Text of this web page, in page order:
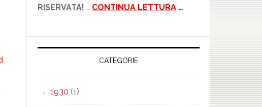
RISERVATA!…CONTINUA LETTURA…
CATEGORIE
1930(1)